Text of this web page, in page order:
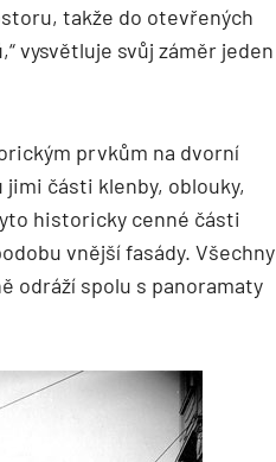
takže do otevřených
vysvětluje svůj záměr jeden
prvkům na dvorní
části klenby, oblouky,
historicky cenné části
vnější fasády. Všechny
odráží spolu s panoramaty